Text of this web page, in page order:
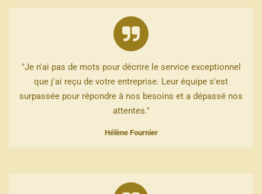
"Je n'ai pas de mots pour décrire le service exceptionnel
que j'ai reçu de votre entreprise. Leur équipe s'est
surpassée pour répondre à nos besoins et a dépassé nos
attentes."
Hélène Fournier